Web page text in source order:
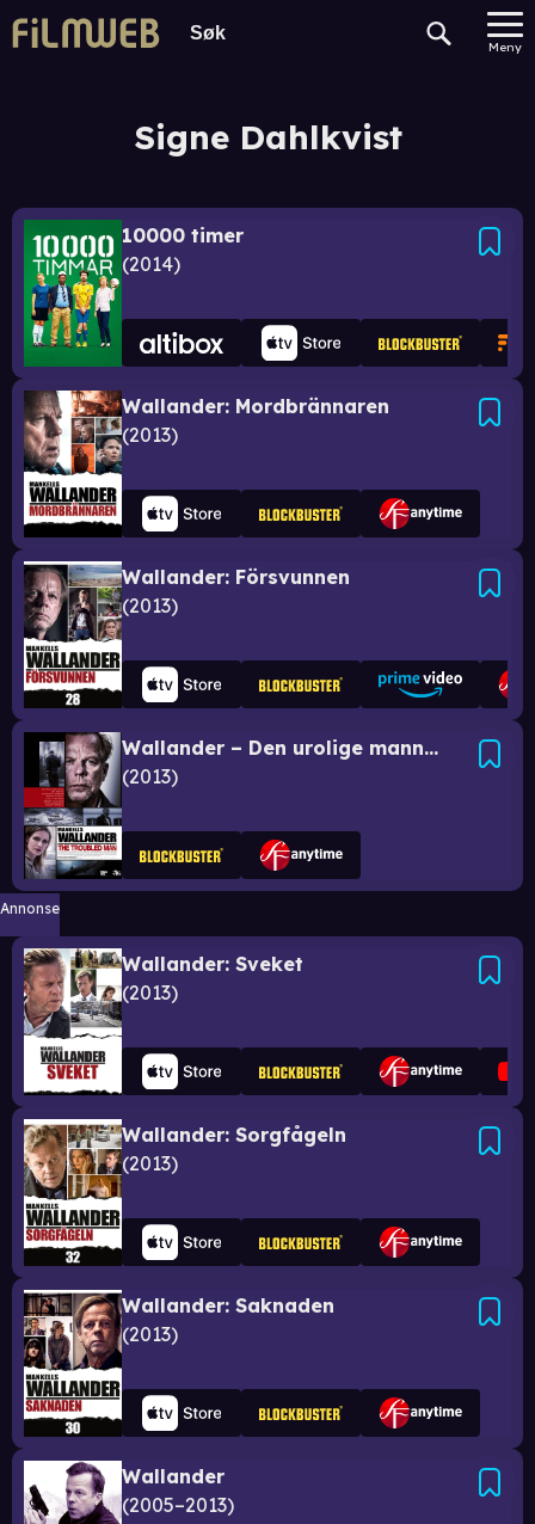
Meny
Signe Dahlkvist
10000 timer
2014
Wallander: Mordbrännaren
2013
Wallander: Försvunnen
2013
Wallander – Den urolige mannen
2013
Annonse
Wallander: Sveket
2013
Wallander: Sorgfågeln
2013
Wallander: Saknaden
2013
Wallander
2005–2013